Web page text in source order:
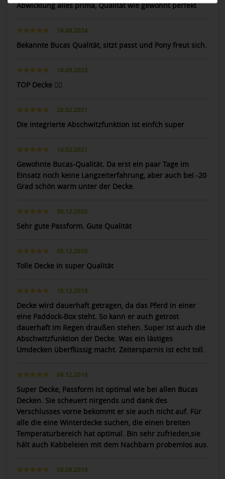
Abwicklung alles prima, Qualität wie gewohnt perfekt
16.08.2024
Bekannte Bucas Qualität, sitzt passt und Pony freut sich.
18.09.2023
TOP Decke 👍🏼
25.02.2021
Die integrierte Abschwitzfunktion ist einfch super
14.02.2021
Gewohnte Bucas-Qualität. Da erst ein paar Tage im
Einsatz noch keine Langzeiterfahrung, aber auch bei -20
Grad schön warm unter der Decke.
30.12.2020
Sehr gute Passform. Gute Qualität
05.12.2020
Tolle Decke in super Qualität
10.12.2018
Decke wird dauerhaft getragen, da das Pferd in einer
eine Paddock-Box steht. So kann er auch getrost
dauerhaft im Regen draußen stehen. Super ist auch die
Abschwitzfunktion der Decke. Was ein lästiges
Umdecken überflüssig macht. Zeitersparnis ist echt toll.
06.12.2018
Super Decke, Passform ist optimal wie bei allen Bucas
Decken. Sie scheuert nirgends und dank des
Verschlusses vorne bekommt er sie auch nicht auf. Für
alle die eine Winterdecke suchen, die einen breiten
Temperaturbereich hat optimal. Bin sehr zufrieden,sie
hält auch Kabbeleien mit dem Nachbarn probemlos aus.
08.06.2018